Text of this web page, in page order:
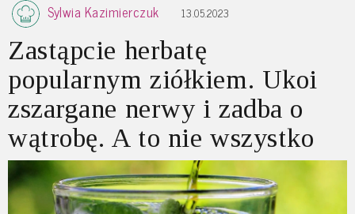
Sylwia Kazimierczuk 13.05.2023
Zastąpcie herbatę
popularnym ziółkiem. Ukoi
zszargane nerwy i zadba o
wątrobę. A to nie wszystko